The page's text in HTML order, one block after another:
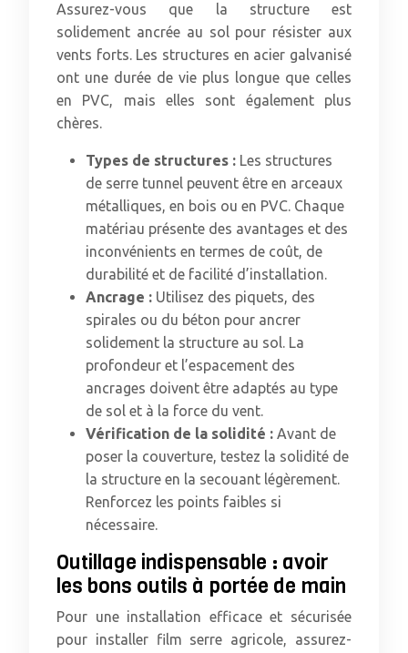
Assurez-vous que la structure est
solidement ancrée au sol pour résister aux
vents forts. Les structures en acier galvanisé
ont une durée de vie plus longue que celles
en PVC, mais elles sont également plus
chères.
Types de structures : Les structures
de serre tunnel peuvent être en arceaux
métalliques, en bois ou en PVC. Chaque
matériau présente des avantages et des
inconvénients en termes de coût, de
durabilité et de facilité d’installation.
Ancrage : Utilisez des piquets, des
spirales ou du béton pour ancrer
solidement la structure au sol. La
profondeur et l’espacement des
ancrages doivent être adaptés au type
de sol et à la force du vent.
Vérification de la solidité : Avant de
poser la couverture, testez la solidité de
la structure en la secouant légèrement.
Renforcez les points faibles si
nécessaire.
Outillage indispensable : avoir
les bons outils à portée de main
Pour une installation efficace et sécurisée
pour installer film serre agricole, assurez-